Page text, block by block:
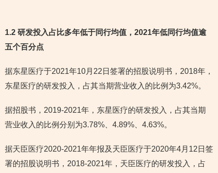
1.2 研发投入占比多年低于同行均值，2021年低同行均值逾
五个百分点
据东星医疗于2021年10月22日签署的招股说明书，2018年，
东星医疗的研发投入，占其当期营业收入的比例为3.42%。
据招股书，2019-2021年，东星医疗的研发投入，占其当期
营业收入的比例分别为3.78%、4.89%、4.63%。
据天臣医疗2020-2021年年报及天臣医疗于2020年4月12日签
署的招股说明书，2018-2021年，天臣医疗的研发投入，占